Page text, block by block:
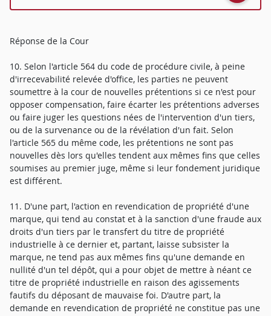
Réponse de la Cour
10. Selon l'article 564 du code de procédure civile, à peine
d'irrecevabilité relevée d'office, les parties ne peuvent
soumettre à la cour de nouvelles prétentions si ce n'est pour
opposer compensation, faire écarter les prétentions adverses
ou faire juger les questions nées de l'intervention d'un tiers,
ou de la survenance ou de la révélation d'un fait. Selon
l'article 565 du même code, les prétentions ne sont pas
nouvelles dès lors qu'elles tendent aux mêmes fins que celles
soumises au premier juge, même si leur fondement juridique
est différent.
11. D'une part, l'action en revendication de propriété d'une
marque, qui tend au constat et à la sanction d'une fraude aux
droits d'un tiers par le transfert du titre de propriété
industrielle à ce dernier et, partant, laisse subsister la
marque, ne tend pas aux mêmes fins qu'une demande en
nullité d'un tel dépôt, qui a pour objet de mettre à néant ce
titre de propriété industrielle en raison des agissements
fautifs du déposant de mauvaise foi. D'autre part, la
demande en revendication de propriété ne constitue pas une